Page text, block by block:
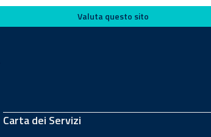
Valuta questo sito
Carta dei Servizi